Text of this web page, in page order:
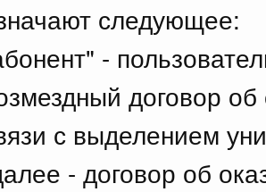
следующее:
-
договор об
с выделением
- договор об